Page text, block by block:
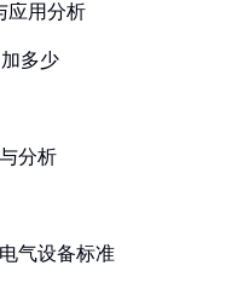
应用分析
多少
分析
气设备标准